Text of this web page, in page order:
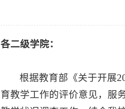
各二级学院：
根据教育部《关于开展
育教学工作的评价意见，服